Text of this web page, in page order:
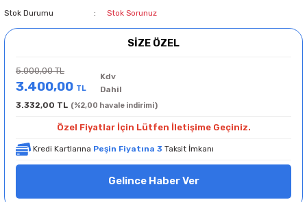
Stok Durumu
Stok Sorunuz
SİZE ÖZEL
5.000,00 TL
3.400,00 TL
Kdv
Dahil
3.332,00 TL (%2,00 havale indirimi)
Özel Fiyatlar İçin Lütfen İletişime Geçiniz.
Kredi Kartlarına Peşin Fiyatına 3 Taksit İmkanı
Gelince Haber Ver